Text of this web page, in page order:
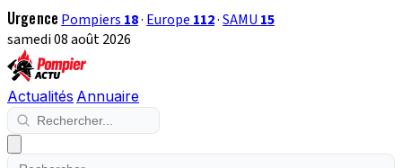
Urgence Pompiers 18· Europe 112·SAMU 15
samedi 08 août 2026
Actualités Annuaire